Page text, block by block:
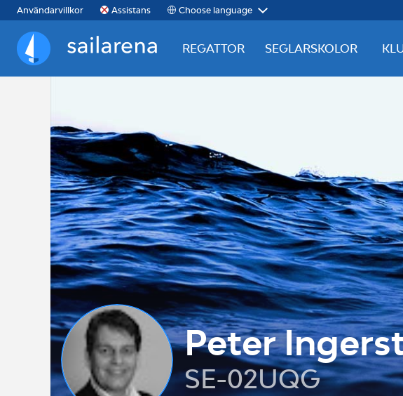
Användarvillkor Assistans Choose language
Sailarena
REGATTOR SEGLARSKOLOR
Peter
SE-02UQG